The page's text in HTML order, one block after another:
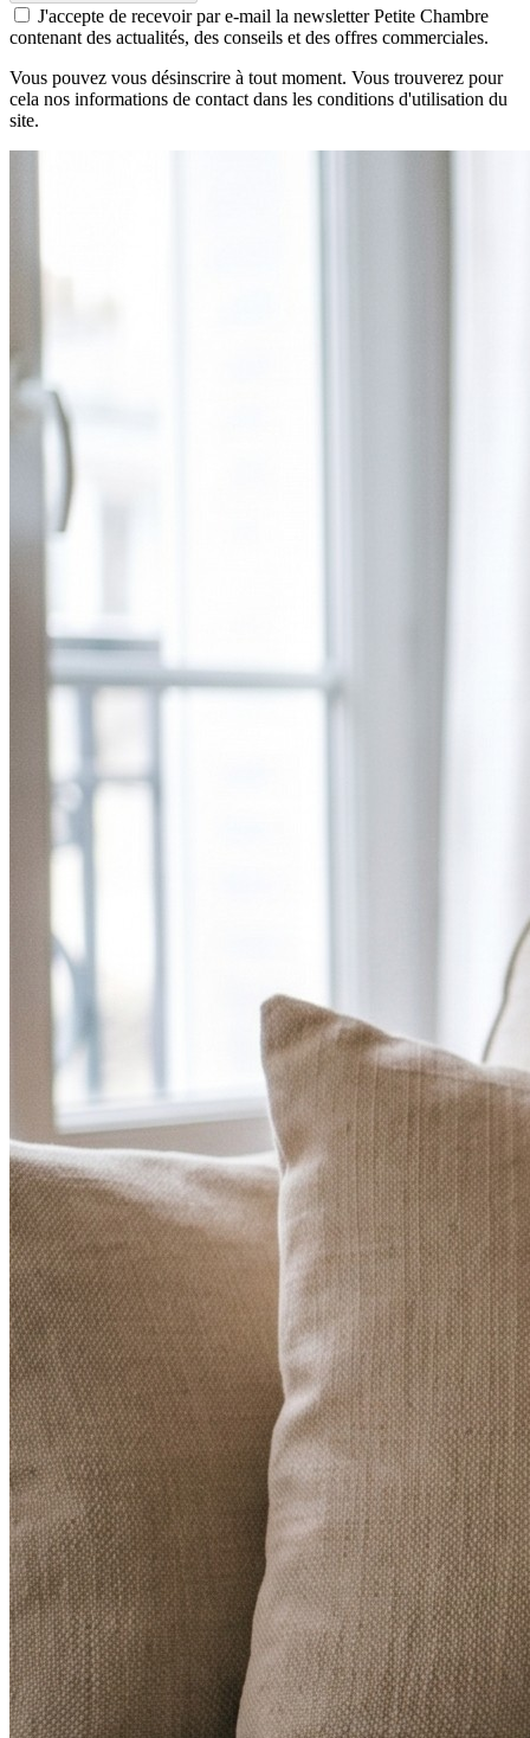
J'accepte de recevoir par e-mail la newsletter Petite Chambre
contenant des actualités, des conseils et des offres commerciales.
Vous pouvez vous désinscrire à tout moment. Vous trouverez pour
cela nos informations de contact dans les conditions d'utilisation du
site.